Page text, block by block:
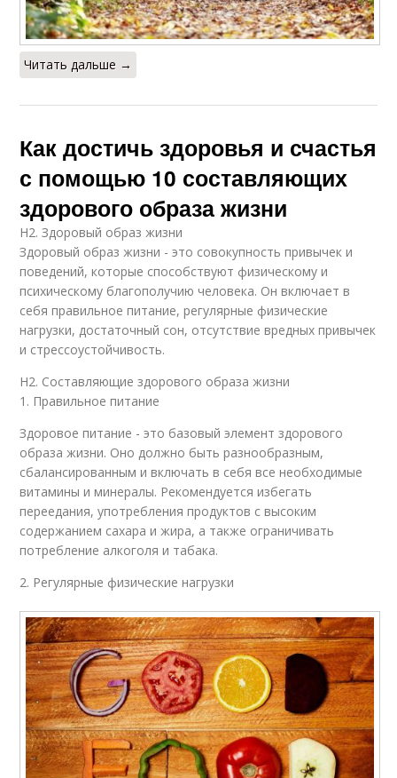
Читать дальше →
Как достичь здоровья и счастья
с помощью 10 составляющих
здорового образа жизни
H2. Здоровый образ жизни
Здоровый образ жизни - это совокупность привычек и
поведений, которые способствуют физическому и
психическому благополучию человека. Он включает в
себя правильное питание, регулярные физические
нагрузки, достаточный сон, отсутствие вредных привычек
и стрессоустойчивость.
H2. Составляющие здорового образа жизни
1. Правильное питание
Здоровое питание - это базовый элемент здорового
образа жизни. Оно должно быть разнообразным,
сбалансированным и включать в себя все необходимые
витамины и минералы. Рекомендуется избегать
переедания, употребления продуктов с высоким
содержанием сахара и жира, а также ограничивать
потребление алкоголя и табака.
2. Регулярные физические нагрузки